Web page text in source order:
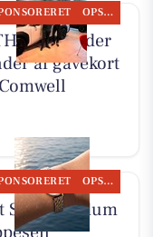
OPSLAGSTAVLEN
Biler finder
af gavekort
OPSLAGSTAVLEN
Syn Brøndum